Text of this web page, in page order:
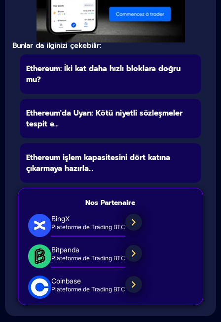
Bunlar da ilginizi çekebilir:
Ethereum: İki kat daha hızlı bloklara doğru
mu?
Ethereum'da Uyarı: Kötü niyetli sözleşmeler
tespit e...
Ethereum işlem kapasitesini dört katına
çıkarmaya hazırla...
Nos Partenaire
BingX
Plateforme de Trading BTC
Bitpanda
Plateforme de Trading BTC
Coinbase
Plateforme de Trading BTC